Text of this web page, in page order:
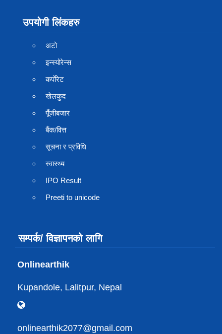
उपयोगी लिंकहरु
अटो
इन्स्योरेन्स
कर्पाेरेट
खेलकुद
पूँजीबजार
बैंक/वित्त
सूचना र प्रविधि
स्वास्थ्य
IPO Result
Preeti to unicode
सम्पर्क/ विज्ञापनको लागि
Onlinearthik
Kupandole, Lalitpur, Nepal
onlinearthik2077@gmail.com